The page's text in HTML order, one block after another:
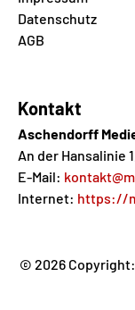
Datenschutz
AGB
Kontakt
Aschendorff
An der Hansalinie
E-Mail:
Internet: https://
© 2026 Copyright: